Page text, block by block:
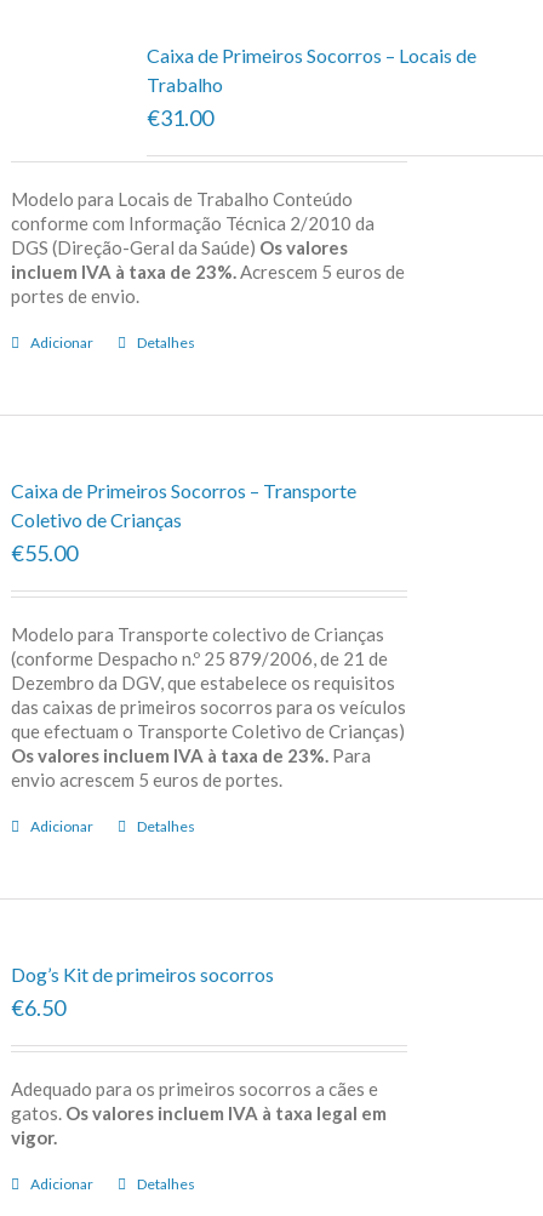
Caixa de Primeiros Socorros – Locais de
Trabalho
€31.00
Modelo para Locais de Trabalho Conteúdo
conforme com Informação Técnica 2/2010 da
DGS (Direção-Geral da Saúde) Os valores
incluem IVA à taxa de 23%. Acrescem 5 euros de
portes de envio.
Adicionar Detalhes
Caixa de Primeiros Socorros – Transporte
Coletivo de Crianças
€55.00
Modelo para Transporte colectivo de Crianças
(conforme Despacho n.º 25 879/2006, de 21 de
Dezembro da DGV, que estabelece os requisitos
das caixas de primeiros socorros para os veículos
que efectuam o Transporte Coletivo de Crianças)
Os valores incluem IVA à taxa de 23%. Para
envio acrescem 5 euros de portes.
Adicionar Detalhes
Dog’s Kit de primeiros socorros
€6.50
Adequado para os primeiros socorros a cães e
gatos. Os valores incluem IVA à taxa legal em
vigor.
Adicionar Detalhes